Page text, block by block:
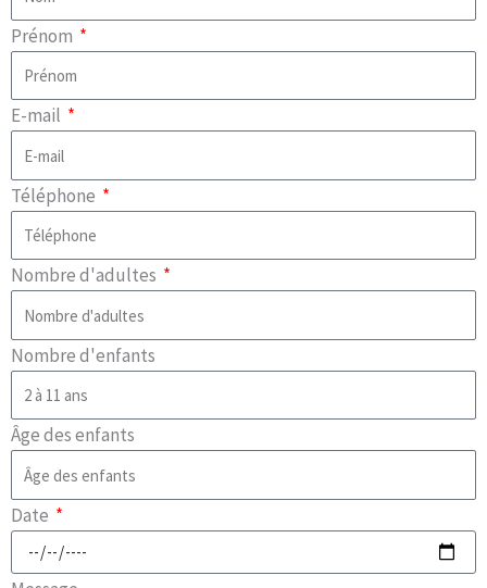
Prénom
E-mail
Téléphone
Nombre d'adultes
Nombre d'enfants
Âge des enfants
Date